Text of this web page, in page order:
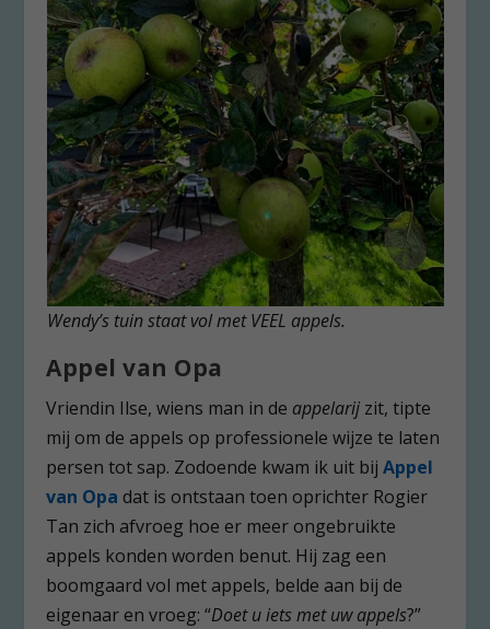
Wendy’s tuin staat vol met VEEL appels.
Appel van Opa
Vriendin Ilse, wiens man in de appelarij zit, tipte
mij om de appels op professionele wijze te laten
persen tot sap. Zodoende kwam ik uit bijAppel
van Opa dat is ontstaan toen oprichter Rogier
Tan zich afvroeg hoe er meer ongebruikte
appels konden worden benut. Hij zag een
boomgaard vol met appels, belde aan bij de
eigenaar en vroeg: “Doet u iets met uw appels?”